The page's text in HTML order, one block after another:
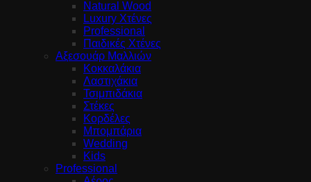
Natural Wood
Luxury Χτένες
Professional
Παιδικές Χτένες
Αξεσουάρ Μαλλιών
Κοκκαλάκια
Λαστιχάκια
Τσιμπιδάκια
Στέκες
Κορδέλες
Μπομπάρια
Wedding
Kids
Professional